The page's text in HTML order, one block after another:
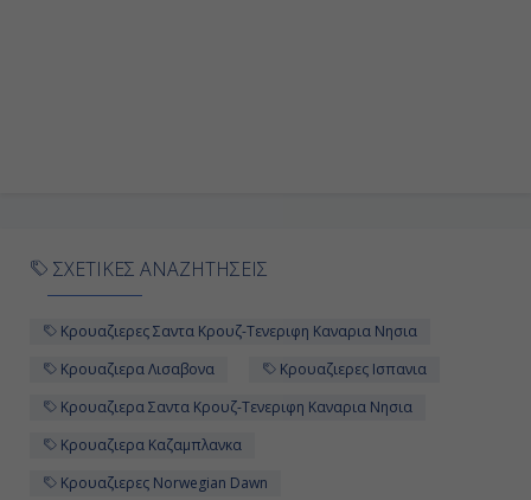
Πάλμα Μαγιόρκα ( Βαλεαρίδες ),
ΣΧΕΤΙΚΕΣ ΑΝΑΖΗΤΗΣΕΙΣ
Κρουαζιερες Σαντα Κρουζ-Τενεριφη Καναρια Νησια
Κρουαζιερα Λισαβονα
Κρουαζιερες Ισπανια
Κρουαζιερα Σαντα Κρουζ-Τενεριφη Καναρια Νησια
Κρουαζιερα Καζαμπλανκα
Κρουαζιερες Norwegian Dawn